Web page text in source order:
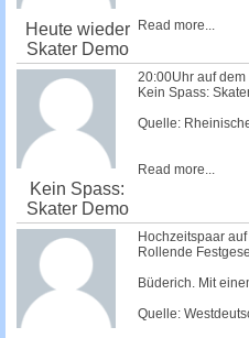
Heute wieder
Skater Demo
Read more...
Kein Spass:
Skater Demo
20:00Uhr auf dem
Kein Spass:
Quelle:
Read more...
Hochzeitspaar
Rollende
Büderich. Mit
Quelle: